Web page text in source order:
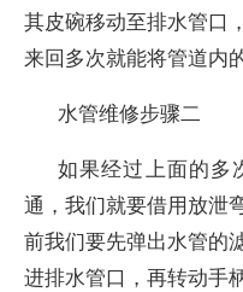
其皮碗移动至排水管口
来回多次就能将管道内
水管维修步骤二
如果经过上面的多
通，我们就要借用放泄
前我们要先弹出水管的
进排水管口，再转动手